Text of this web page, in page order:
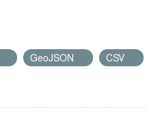
GeoJSON
CSV